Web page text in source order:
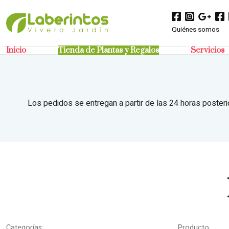
Quiénes somos
Inicio Tienda de Plantas y Regalos Servicios
Los pedidos se entregan a partir de las 24 horas